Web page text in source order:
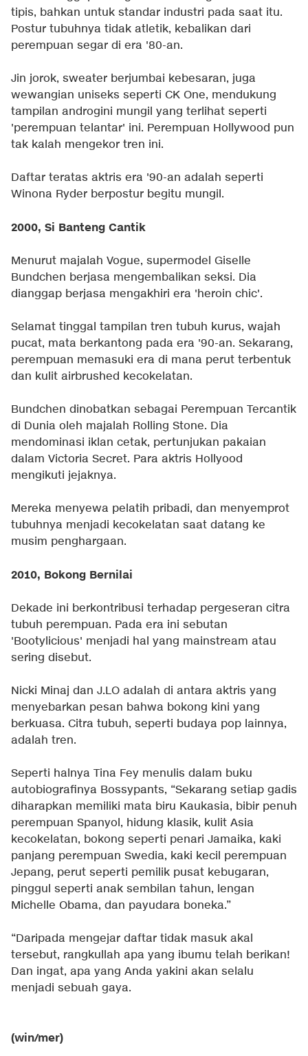
tipis, bahkan untuk standar industri pada saat itu.
Postur tubuhnya tidak atletik, kebalikan dari
perempuan segar di era '80-an.
Jin jorok, sweater berjumbai kebesaran, juga
wewangian uniseks seperti CK One, mendukung
tampilan androgini mungil yang terlihat seperti
'perempuan telantar' ini. Perempuan Hollywood pun
tak kalah mengekor tren ini.
Daftar teratas aktris era '90-an adalah seperti
Winona Ryder berpostur begitu mungil.
2000, Si Banteng Cantik
Menurut majalah Vogue, supermodel Giselle
Bundchen berjasa mengembalikan seksi. Dia
dianggap berjasa mengakhiri era 'heroin chic'.
Selamat tinggal tampilan tren tubuh kurus, wajah
pucat, mata berkantong pada era '90-an. Sekarang,
perempuan memasuki era di mana perut terbentuk
dan kulit airbrushed kecokelatan.
Bundchen dinobatkan sebagai Perempuan Tercantik
di Dunia oleh majalah Rolling Stone. Dia
mendominasi iklan cetak, pertunjukan pakaian
dalam Victoria Secret. Para aktris Hollyood
mengikuti jejaknya.
Mereka menyewa pelatih pribadi, dan menyemprot
tubuhnya menjadi kecokelatan saat datang ke
musim penghargaan.
2010, Bokong Bernilai
Dekade ini berkontribusi terhadap pergeseran citra
tubuh perempuan. Pada era ini sebutan
'Bootylicious' menjadi hal yang mainstream atau
sering disebut.
Nicki Minaj dan J.LO adalah di antara aktris yang
menyebarkan pesan bahwa bokong kini yang
berkuasa. Citra tubuh, seperti budaya pop lainnya,
adalah tren.
Seperti halnya Tina Fey menulis dalam buku
autobiografinya Bossypants, “Sekarang setiap gadis
diharapkan memiliki mata biru Kaukasia, bibir penuh
perempuan Spanyol, hidung klasik, kulit Asia
kecokelatan, bokong seperti penari Jamaika, kaki
panjang perempuan Swedia, kaki kecil perempuan
Jepang, perut seperti pemilik pusat kebugaran,
pinggul seperti anak sembilan tahun, lengan
Michelle Obama, dan payudara boneka.”
“Daripada mengejar daftar tidak masuk akal
tersebut, rangkullah apa yang ibumu telah berikan!
Dan ingat, apa yang Anda yakini akan selalu
menjadi sebuah gaya.
(win/mer)